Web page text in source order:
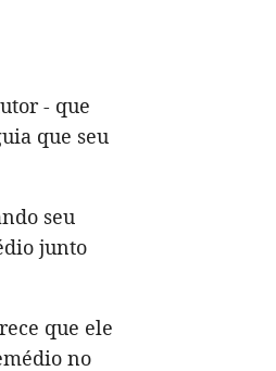
- que
que seu
seu
junto
que ele
no